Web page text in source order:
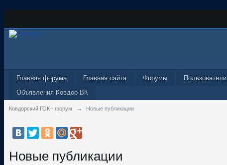
Главная форума Главная сайта Форумы Пользователи
Объявления Ковдор ВК
Ковдорский ГОК - форум → Новые публикации
Новые публикации